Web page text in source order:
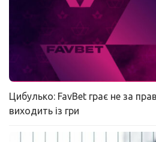
Цибулько: FavBet грає не за
виходить із гри